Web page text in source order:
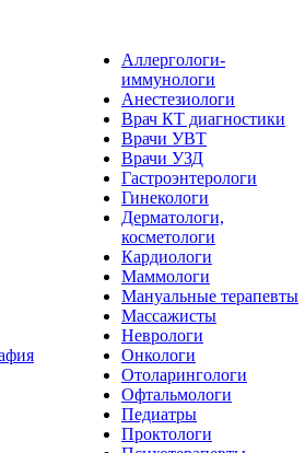
Аллергологи-
иммунологи
Анестезиологи
Врач КТ диагностики
Врачи УВТ
Врачи УЗД
Гастроэнтерологи
Гинекологи
Дерматологи,
косметологи
Кардиологи
Маммологи
Мануальные терапевты
Массажисты
Неврологи
Онкологи
Отоларингологи
Офтальмологи
Педиатры
Проктологи